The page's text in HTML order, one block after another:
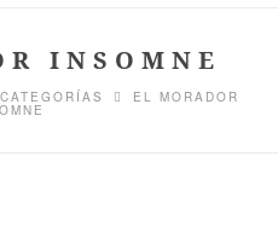
INSOMNE
EL MORADOR